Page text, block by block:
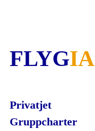
FLYGIA
Privatjet
Gruppcharter